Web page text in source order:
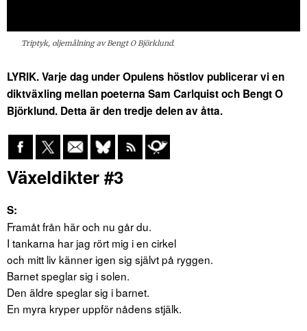
Triptyk, oljemålning av Bengt O Björklund.
LYRIK. Varje dag under Opulens höstlov publicerar vi en
diktväxling mellan poeterna Sam Carlquist och Bengt O
Björklund. Detta är den tredje delen av åtta.
Växeldikter #3
S:
Framåt från här och nu går du.
I tankarna har jag rört mig i en cirkel
och mitt liv känner igen sig självt på ryggen.
Barnet speglar sig i solen.
Den äldre speglar sig i barnet.
En myra kryper uppför nådens stjälk.